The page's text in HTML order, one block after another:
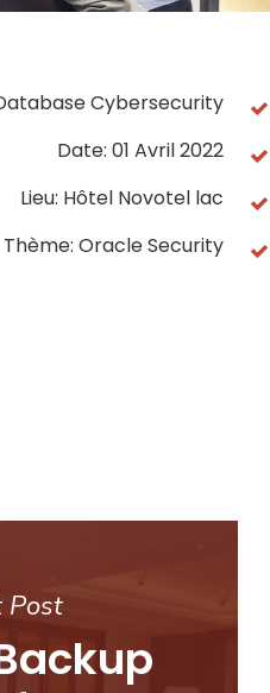
Cybersecurity
Date: 01 Avril 2022
Lieu: Hôtel Novotel lac
Thème: Oracle Security
Post